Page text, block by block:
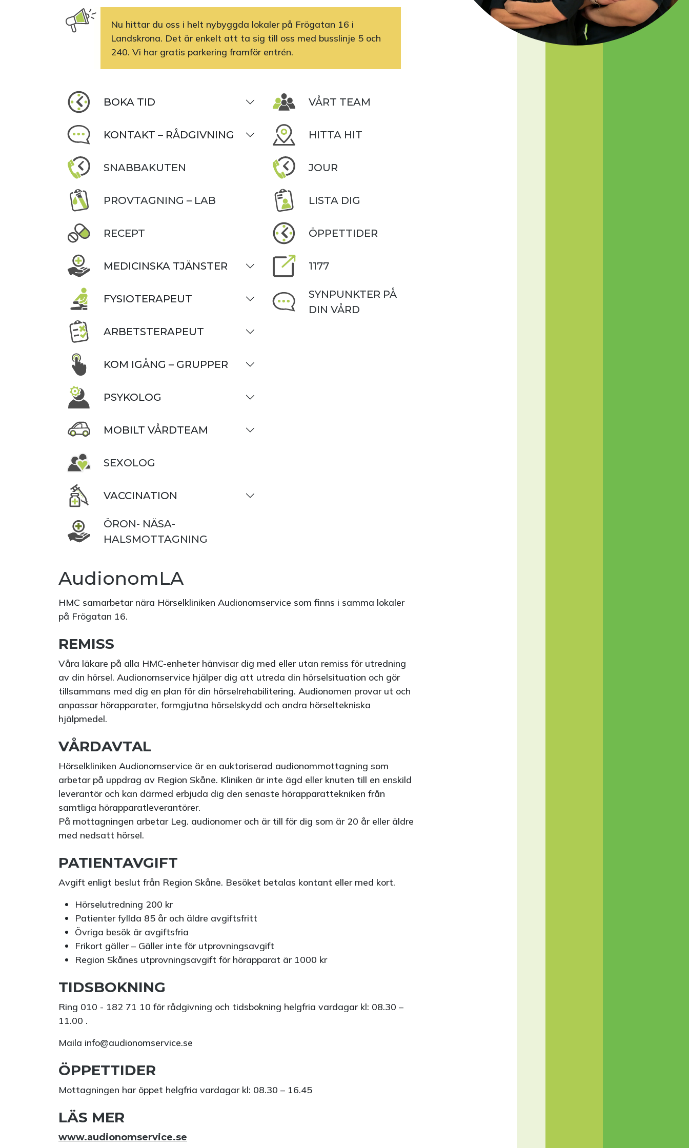
Nu hittar du oss i helt nybyggda lokaler på Frögatan 16 i
Landskrona. Det är enkelt att ta sig till oss med busslinje 5 och
240. Vi har gratis parkering framför entrén.
BOKA TID
KONTAKT – RÅDGIVNING
SNABBAKUTEN
PROVTAGNING – LAB
RECEPT
MEDICINSKA TJÄNSTER
FYSIOTERAPEUT
ARBETSTERAPEUT
KOM IGÅNG – GRUPPER
PSYKOLOG
MOBILT VÅRDTEAM
SEXOLOG
VACCINATION
ÖRON- NÄSA-
HALSMOTTAGNING
VÅRT TEAM
HITTA HIT
JOUR
LISTA DIG
ÖPPETTIDER
1177
SYNPUNKTER PÅ
DIN VÅRD
AudionomLA
HMC samarbetar nära Hörselkliniken Audionomservice som finns i samma lokaler
på Frögatan 16.
REMISS
Våra läkare på alla HMC-enheter hänvisar dig med eller utan remiss för utredning
av din hörsel. Audionomservice hjälper dig att utreda din hörselsituation och gör
tillsammans med dig en plan för din hörselrehabilitering. Audionomen provar ut och
anpassar hörapparater, formgjutna hörselskydd och andra hörseltekniska
hjälpmedel.
VÅRDAVTAL
Hörselkliniken Audionomservice är en auktoriserad audionommottagning som
arbetar på uppdrag av Region Skåne. Kliniken är inte ägd eller knuten till en enskild
leverantör och kan därmed erbjuda dig den senaste hörapparattekniken från
samtliga hörapparatleverantörer.
På mottagningen arbetar Leg. audionomer och är till för dig som är 20 år eller äldre
med nedsatt hörsel.
PATIENTAVGIFT
Avgift enligt beslut från Region Skåne. Besöket betalas kontant eller med kort.
Hörselutredning 200 kr
Patienter fyllda 85 år och äldre avgiftsfritt
Övriga besök är avgiftsfria
Frikort gäller – Gäller inte för utprovningsavgift
Region Skånes utprovningsavgift för hörapparat är 1000 kr
TIDSBOKNING
Ring 010 - 182 71 10 för rådgivning och tidsbokning helgfria vardagar kl: 08.30 –
11.00 .
Maila info@audionomservice.se
ÖPPETTIDER
Mottagningen har öppet helgfria vardagar kl: 08.30 – 16.45
LÄS MER
www.audionomservice.se